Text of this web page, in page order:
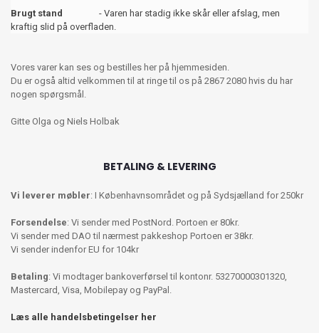
Brugt stand
- Varen har stadig ikke skår eller afslag, men
kraftig slid på overfladen.
Vores varer kan ses og bestilles her på hjemmesiden.
Du er også altid velkommen til at ringe til os på 2867 2080 hvis du har
nogen spørgsmål.
Gitte Olga og Niels Holbak
BETALING & LEVERING
Vi leverer møbler: I Københavnsområdet og på Sydsjælland for 250kr
Forsendelse: Vi sender med PostNord. Portoen er 80kr.
Vi sender med DAO til nærmest pakkeshop Portoen er 38kr.
Vi sender indenfor EU for 104kr
Betaling: Vi modtager bankoverførsel til kontonr. 53270000301320,
Mastercard, Visa, Mobilepay og PayPal.
Læs alle handelsbetingelser her